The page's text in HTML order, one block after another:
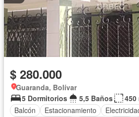
$ 280.000
Guaranda, Bolívar
5 Dormitorios
5,5 Baños
450
Balcón
Estacionamiento